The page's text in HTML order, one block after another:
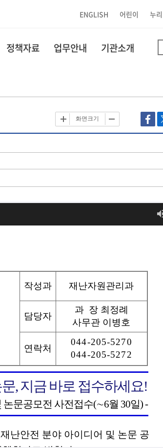
ENGLISH 어린이 누
정책자료 업무안내 기관소개
화면크기